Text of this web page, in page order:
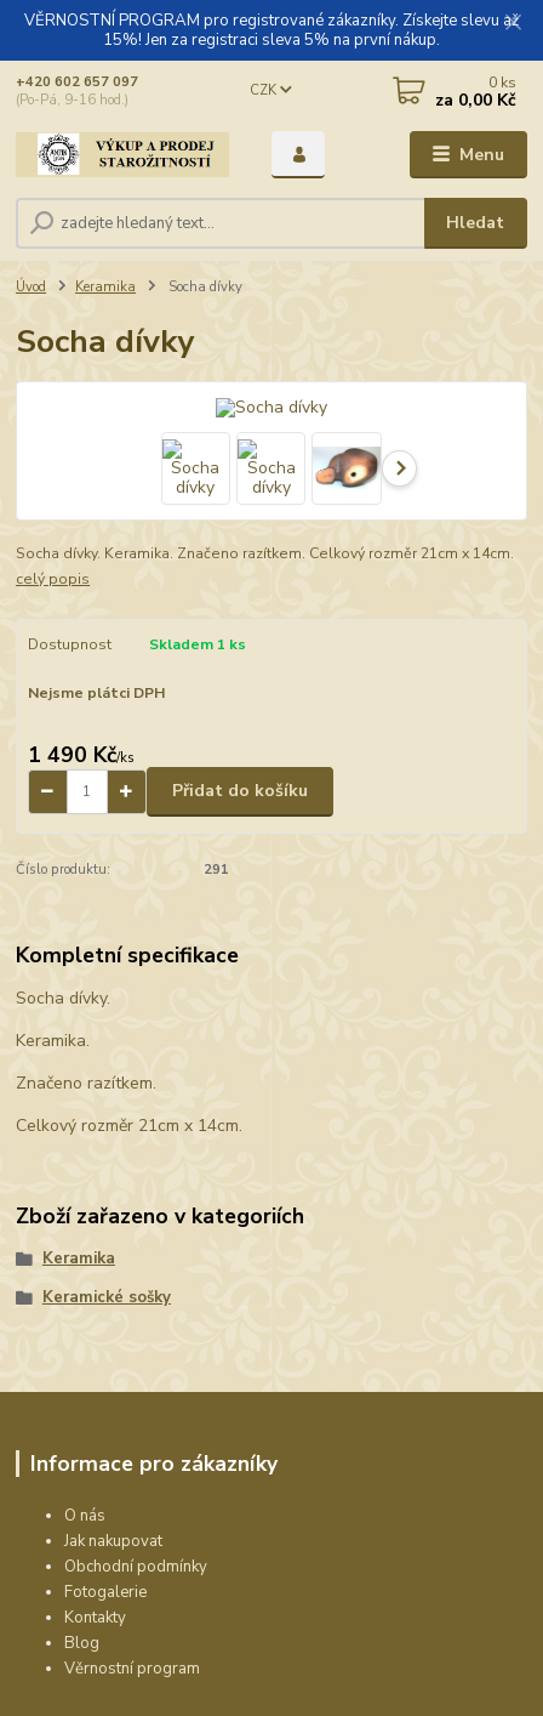
VĚRNOSTNÍ PROGRAM pro registrované zákazníky. Získejte slevu až
15%! Jen za registraci sleva 5% na první nákup.
Menu
CZK
Hledat
+420 602 657 097
(Po-Pá, 9-16 hod.)
0 ks
za 0,00 Kč
Úvod Keramika Socha dívky
Socha dívky
Socha dívky. Keramika. Značeno razítkem. Celkový rozměr 21cm x 14cm.
celý popis
Dostupnost Skladem 1 ks
Nejsme plátci DPH
1 490 Kč/ks
Přidat do košíku
Číslo produktu: 291
Kompletní specifikace
Socha dívky.
Keramika.
Značeno razítkem.
Celkový rozměr 21cm x 14cm.
Zboží zařazeno v kategoriích
Keramika
Keramické sošky
Informace pro zákazníky
O nás
Jak nakupovat
Obchodní podmínky
Fotogalerie
Kontakty
Blog
Věrnostní program